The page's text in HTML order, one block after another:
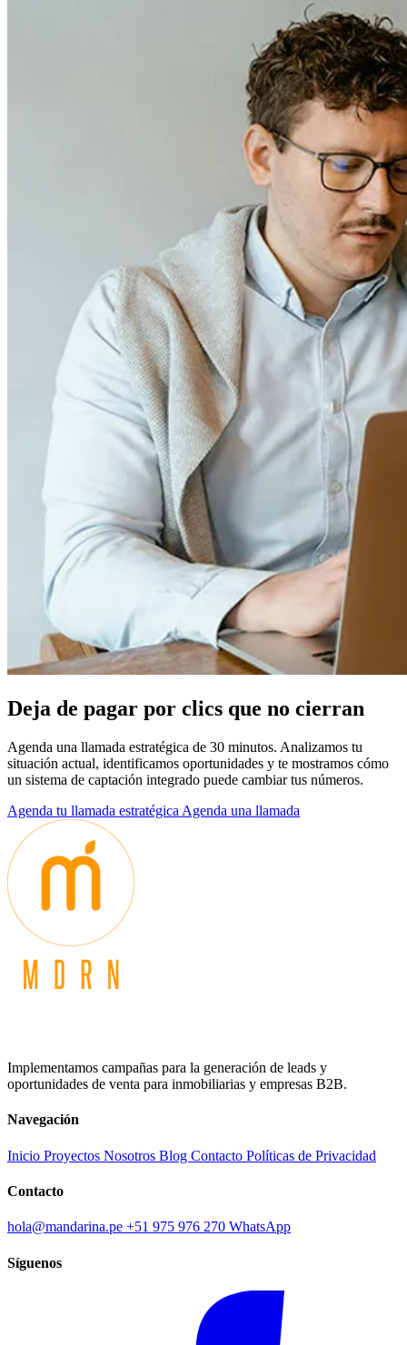
Deja de pagar por clics que no cierran
Agenda una llamada estratégica de 30 minutos. Analizamos tu
situación actual, identificamos oportunidades y te mostramos cómo
un sistema de captación integrado puede cambiar tus números.
Agenda tu llamada estratégica Agenda una llamada
Implementamos campañas para la generación de leads y
oportunidades de venta para inmobiliarias y empresas B2B.
Navegación
Inicio Proyectos Nosotros Blog Contacto Políticas de Privacidad
Contacto
hola@mandarina.pe +51 975 976 270 WhatsApp
Síguenos